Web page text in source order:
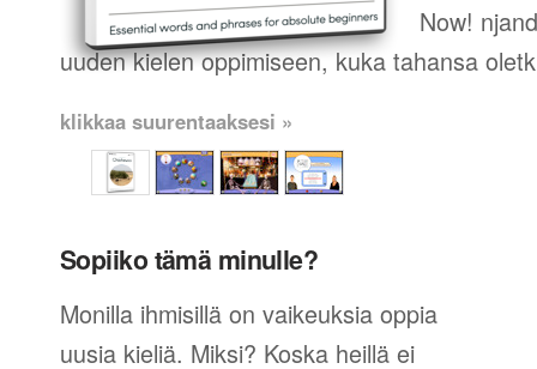
Now!
uuden kielen oppimiseen, kuka tahansa
klikkaa suurentaaksesi »
Sopiiko tämä minulle?
Monilla ihmisillä on vaikeuksia oppia
uusia kieliä. Miksi? Koska heillä ei